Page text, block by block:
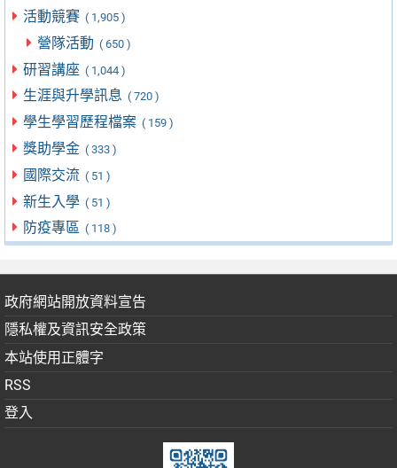
活動競賽 ( 1,905 )
營隊活動 ( 650 )
研習講座 ( 1,044 )
生涯與升學訊息 ( 720 )
學生學習歷程檔案 ( 159 )
獎助學金 ( 333 )
國際交流 ( 51 )
新生入學 ( 51 )
防疫專區 ( 118 )
政府網站開放資料宣告
隱私權及資訊安全政策
本站使用正體字
RSS
登入